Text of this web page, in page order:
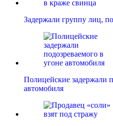
Задержали группу лиц,
Полицейские задержали
автомобиля